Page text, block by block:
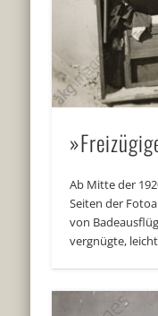
Ab Mitte der
Seiten der
von
vergnügte,